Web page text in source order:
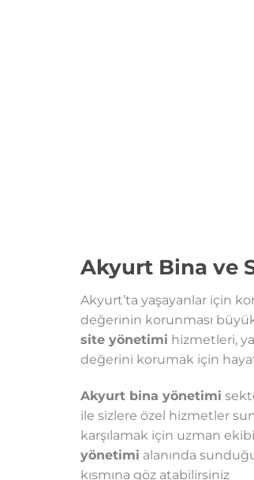
Akyurt Bina ve
Akyurt’ta yaşayanlar için
değerinin korunması
site yönetimi hizmetleri,
değerini korumak için
Akyurt bina yönetimi
ile sizlere özel hizmetler
karşılamak için uzman
yönetimi alanında
kısmına göz atabilirsiniz